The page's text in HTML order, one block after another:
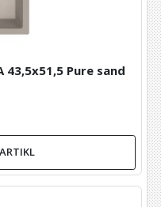
43,5x51,5 Pure sand